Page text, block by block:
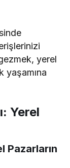
yerel
yaşamına
Yerel
Pazarların